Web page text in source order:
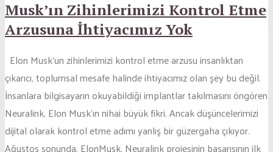
Musk’ın Zihinlerimizi Kontrol Etme
Arzusuna İhtiyacımız Yok
Elon Musk’un zihinlerimizi kontrol etme arzusu insanlıktan
çıkarıcı, toplumsal mesafe halinde ihtiyacımız olan şey bu değil.
İnsanlara bilgisayarın okuyabildiği implantlar takılmasını öngören
Neuralink, Elon Musk’ın nihai büyük fikri. Ancak düşüncelerimizi
dijital olarak kontrol etme adımı yanlış bir güzergaha çıkıyor.
Ağustos sonunda, ElonMusk, Neuralink projesinin başarısının ilk